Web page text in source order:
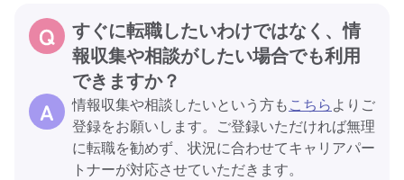
すぐに転職したいわけではなく、情
報収集や相談がしたい場合でも利用
できますか？
情報収集や相談したいという方もこちらよりご
登録をお願いします。ご登録いただければ無理
に転職を勧めず、状況に合わせてキャリアパー
トナーが対応させていただきます。